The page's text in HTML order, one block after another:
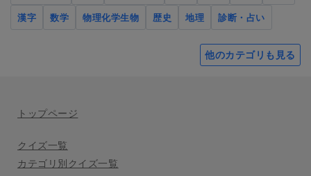
漢字
数学 物理化学生物 歴史 地理 診断・占い
他のカテゴリも見る
トップページ
クイズ一覧
カテゴリ別クイズ一覧